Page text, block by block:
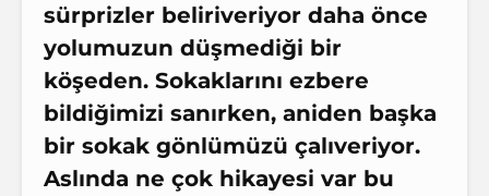
sürprizler beliriveriyor daha önce
yolumuzun düşmediği bir
köşeden. Sokaklarını ezbere
bildiğimizi sanırken, aniden başka
bir sokak gönlümüzü çalıveriyor.
Aslında ne çok hikayesi var bu